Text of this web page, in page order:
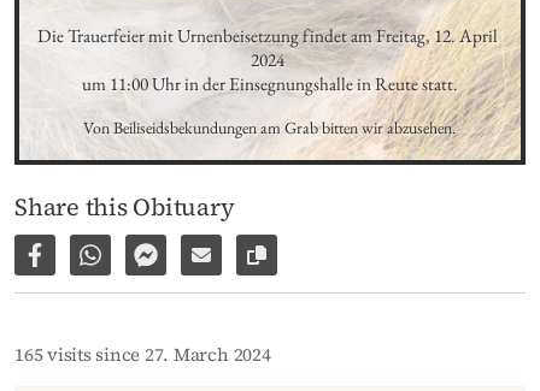
Die Trauerfeier mit Urnenbeisetzung findet am Freitag, 12. April
2024
um 11:00 Uhr in der Einsegnungshalle in Reute statt.
Von Beiliseidsbekundungen am Grab bitten wir abzusehen.
Share this Obituary
Share on Facebook
Share via WhatsApp
Share via Facebook Messenger
Share via E-Mail
Copy link to page
165 visits since 27. March 2024